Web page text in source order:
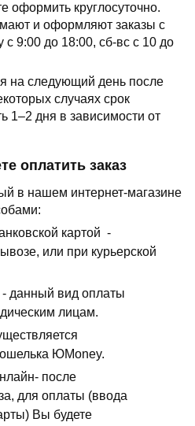
оформить круглосуточно.
и оформляют заказы с
с 9:00 до 18:00, сб-вс с 10 до
на следующий день после
случаях срок
1–2 дня в зависимости от
оплатить заказ
в нашем интернет-магазине
картой -
или при курьерской
- данный вид оплаты
лицам.
ЮMoney.
после
для оплаты (ввода
Вы будете